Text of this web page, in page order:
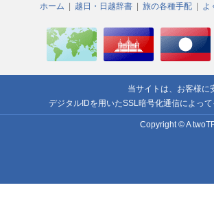
ホーム 越日・日越辞書 旅の各種手配 よ
当サイトは、お客様に
デジタルIDを用いたSSL暗号化通信によっ
Copyright © A